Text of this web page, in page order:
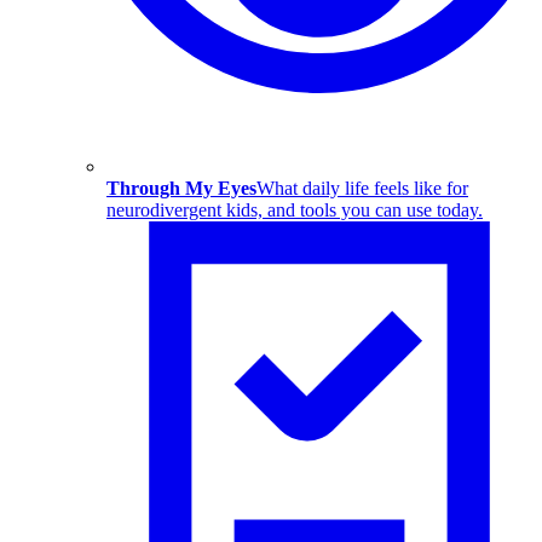
Through My EyesWhat daily life feels like for
neurodivergent kids, and tools you can use today.